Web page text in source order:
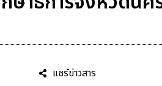
แชร์ข่าวสาร